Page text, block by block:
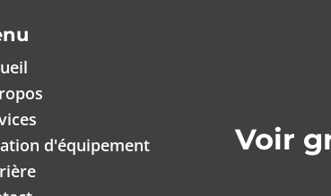
d'équipement
Voir